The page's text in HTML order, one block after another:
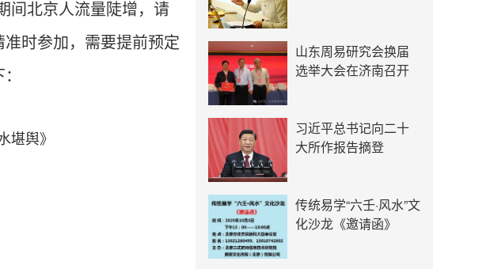
间北京人流量陡增，请
时参加，需要提前预定
堪舆》
山东周易研究会换届
选举大会在济南召开
习近平总书记向二十
大所作报告摘登
传统易学“六壬·风水”文
化沙龙《邀请函》